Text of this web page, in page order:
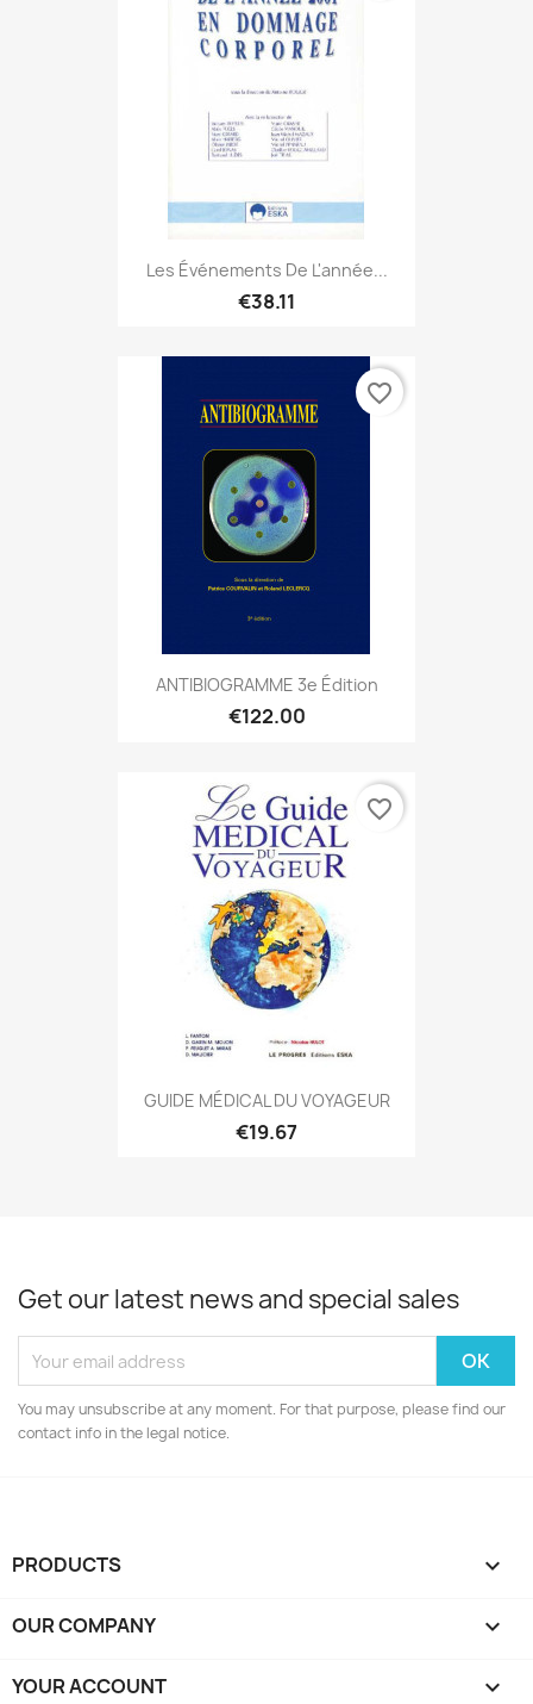
Les Événements De L'année...
€38.11
ANTIBIOGRAMME 3e Édition
€122.00
favorite_border
GUIDE MÉDICAL DU VOYAGEUR
€19.67
favorite_border
Get our latest news and special sales
You may unsubscribe at any moment. For that purpose, please find our
contact info in the legal notice.
PRODUCTS 
OUR COMPANY 
YOUR ACCOUNT 